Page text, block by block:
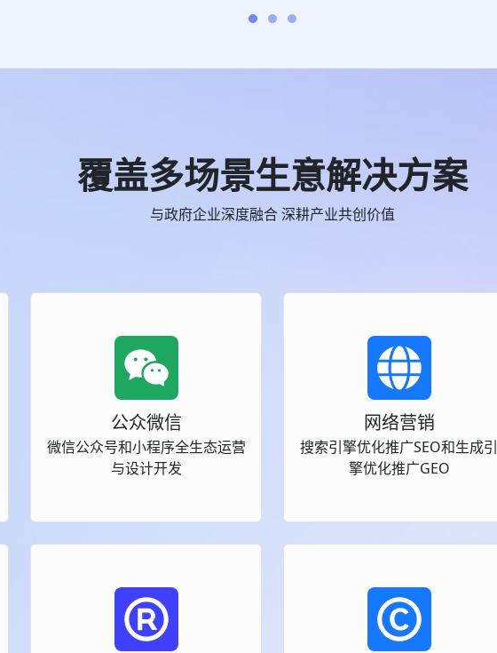
覆盖多场景生意解决方案
与政府企业深度融合 深耕产业共创价值
公众微信
微信公众号和小程序全生态运营
与设计开发
网络营销
搜索引擎优化推广SEO和生成引
擎优化推广GEO